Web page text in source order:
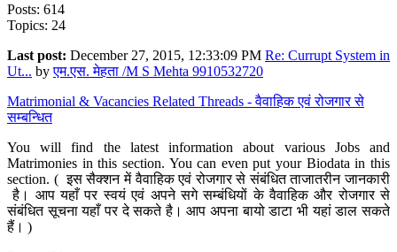
Posts: 614
Topics: 24
Last post: December 27, 2015, 12:33:09 PM Re: Currupt System in
Ut... byएम.एस. मेहता /M S Mehta 9910532720
Matrimonial & Vacancies Related Threads - वैवाहिक एवं रोजगार से
सम्बन्धित
You will find the latest information about various Jobs and
Matrimonies in this section. You can even put your Biodata in this
section. ( इस सैक्शन में वैवाहिक एवं रोजगार से संबंधित ताजातरीन जानकारी
है। आप यहाँ पर स्वयं एवं अपने सगे सम्बंधियों के वैवाहिक और रोजगार से
संबंधित सूचना यहाँ पर दे सकते है। आप अपना बायो डाटा भी यहां डाल सकते
हैं। )